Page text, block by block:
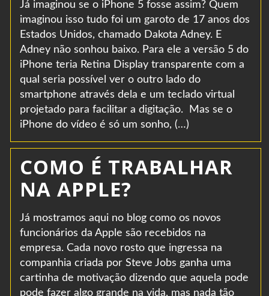
Já imaginou se o iPhone 5 fosse assim? Quem
imaginou isso tudo foi um garoto de 17 anos dos
Estados Unidos, chamado Dakota Adney. E
Adney não sonhou baixo. Para ele a versão 5 do
iPhone teria Retina Display transparente com a
qual seria possível ver o outro lado do
smartphone através dela e um teclado virtual
projetado para facilitar a digitação. Mas se o
iPhone do vídeo é só um sonho, (…)
COMO É TRABALHAR
NA APPLE?
Já mostramos aqui no blog como os novos
funcionários da Apple são recebidos na
empresa. Cada novo rosto que ingressa na
companhia criada por Steve Jobs ganha uma
cartinha de motivação dizendo que aquela pode
pode fazer algo grande na vida, mas nada tão